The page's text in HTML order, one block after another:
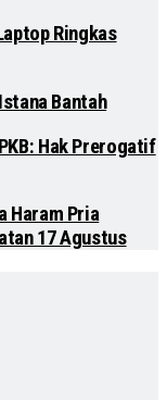
Ringkas
Bantah
Hak Prerogatif
Haram Pria
17 Agustus